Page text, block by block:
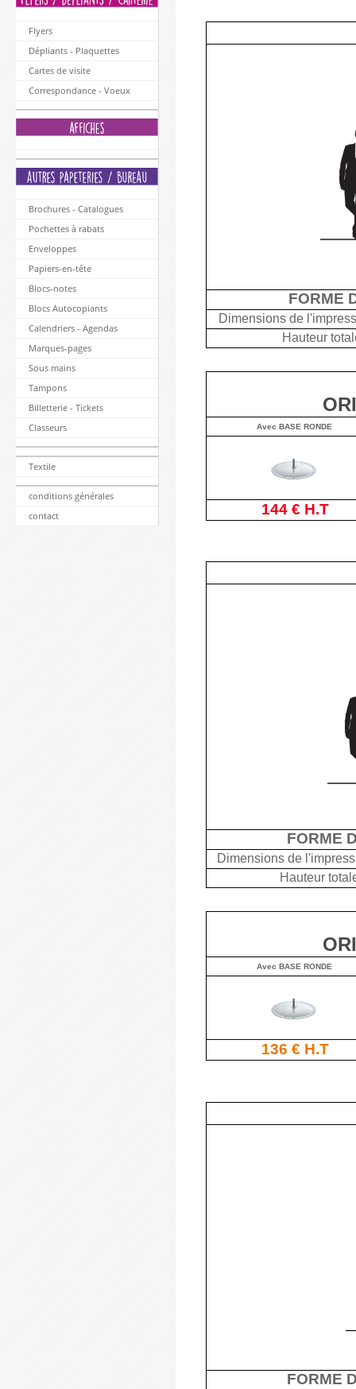
Flyers
Dépliants - Plaquettes
Cartes de visite
Correspondance - Voeux
Brochures - Catalogues
Pochettes à rabats
Enveloppes
Papiers-en-tête
Blocs-notes
Blocs Autocopiants
Calendriers - Agendas
Marques-pages
Sous mains
Tampons
Billetterie - Tickets
Classeurs
Textile
conditions générales
contact
FORME
Dimensions de
Hauteur
Avec BASE RONDE
144 € H.T
FORME
Dimensions de
Hauteur
Avec BASE RONDE
136 € H.T
FORME